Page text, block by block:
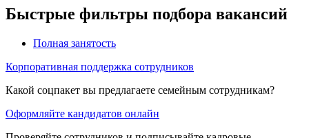
Быстрые фильтры подбора вакансий
Полная занятость
Корпоративная поддержка сотрудников
Какой соцпакет вы предлагаете семейным сотрудникам?
Оформляйте кандидатов онлайн